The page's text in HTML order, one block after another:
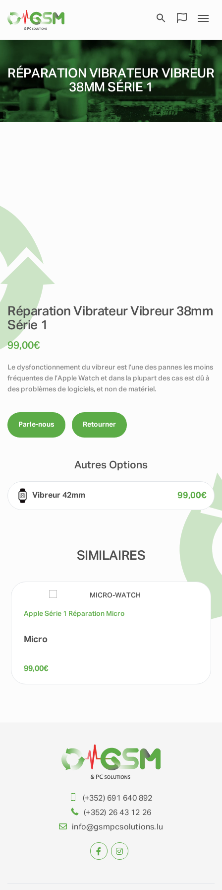
RÉPARATION VIBRATEUR VIBREUR
38MM SÉRIE 1
Réparation Vibrateur Vibreur 38mm
Série 1
99,00€
Le dysfonctionnement du vibreur est l’une des pannes les moins
fréquentes de l’Apple Watch et dans la plupart des cas est dû à
des problèmes de logiciels, et non de matériel.
Parle-nous Retourner
Autres Options
Vibreur 42mm 99,00€
SIMILAIRES
Apple Série 1 Réparation Micro
Micro
99,00€
(+352) 691 640 892
(+352) 26 43 12 26
info@gsmpcsolutions.lu